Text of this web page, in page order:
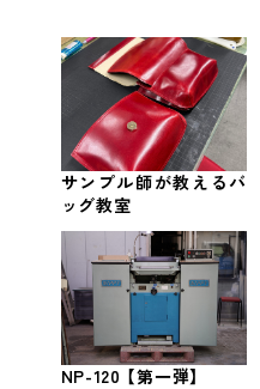
サンプル師が教えるバ
ッグ教室
NP-120 【第一弾】